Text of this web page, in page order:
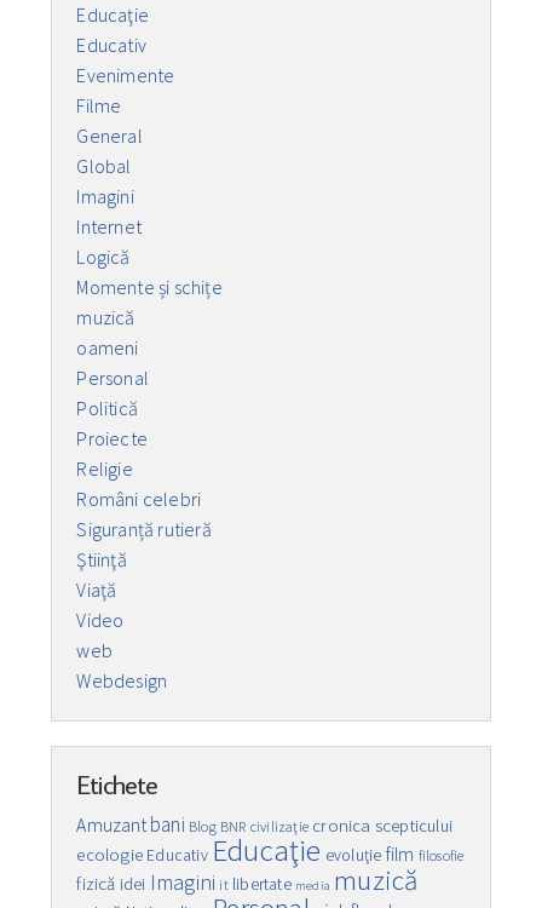
Educaţie
Educativ
Evenimente
Filme
General
Global
Imagini
Internet
Logică
Momente și schițe
muzică
oameni
Personal
Politică
Proiecte
Religie
Români celebri
Siguranță rutieră
Ştiinţă
Viaţă
Video
web
Webdesign
Etichete
Amuzant bani Blog BNR civilizaţie cronica scepticului
ecologie Educativ Educaţie evoluţie film filosofie
fizică idei Imagini it libertate media muzică